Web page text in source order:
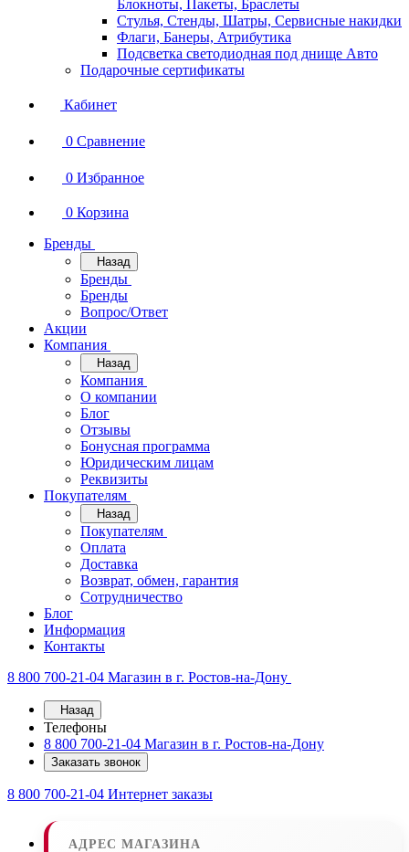
Блокноты, Пакеты, Браслеты
Стулья, Стенды, Шатры, Сервисные накидки
Флаги, Банеры, Атрибутика
Подсветка светодиодная под днище Авто
Подарочные сертификаты
Кабинет
0 Сравнение
0 Избранное
0 Корзина
Бренды
Назад
Бренды
Бренды
Вопрос/Ответ
Акции
Компания
Назад
Компания
О компании
Блог
Отзывы
Бонусная программа
Юридическим лицам
Реквизиты
Покупателям
Назад
Покупателям
Оплата
Доставка
Возврат, обмен, гарантия
Сотрудничество
Блог
Информация
Контакты
8 800 700-21-04 Магазин в г. Ростов-на-Дону
Назад
Телефоны
8 800 700-21-04 Магазин в г. Ростов-на-Дону
Заказать звонок
8 800 700-21-04 Интернет заказы
АДРЕС МАГАЗИНА